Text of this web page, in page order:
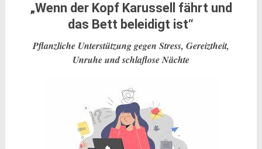
„Wenn der Kopf Karussell fährt und
das Bett beleidigt ist“
Pflanzliche Unterstützung gegen Stress, Gereiztheit,
Unruhe und schlaflose Nächte